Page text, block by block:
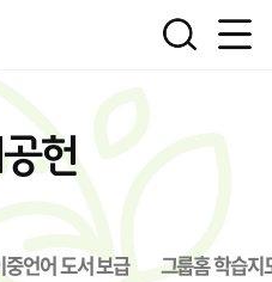
헌
중언어 도서 보급 그룹홈 학습지